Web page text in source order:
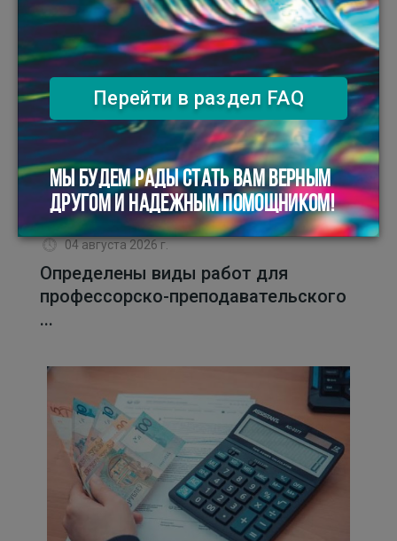
04 августа 2026 г.
Определены виды работ для
профессорско-преподавательского
...
Перейти в раздел FAQ
МЫ БУДЕМ РАДЫ СТАТЬ ВАМ ВЕРНЫМ
ДРУГОМ И НАДЕЖНЫМ ПОМОЩНИКОМ!